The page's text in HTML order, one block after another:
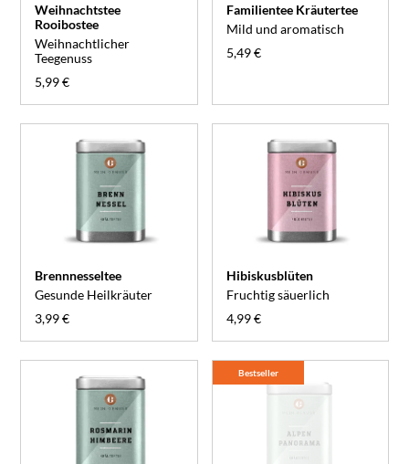
Weihnachtstee
Rooibostee
Weihnachtlicher
Teegenuss
5,99 €
Familientee Kräutertee
Mild und aromatisch
5,49 €
Brennnesseltee
Gesunde Heilkräuter
3,99 €
Hibiskusblüten
Fruchtig säuerlich
4,99 €
Bestseller